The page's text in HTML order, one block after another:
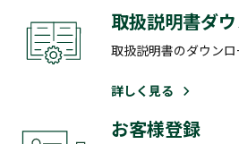
取扱説明書ダ
取扱説明書のダウンロ
詳しく見る
お客様登録